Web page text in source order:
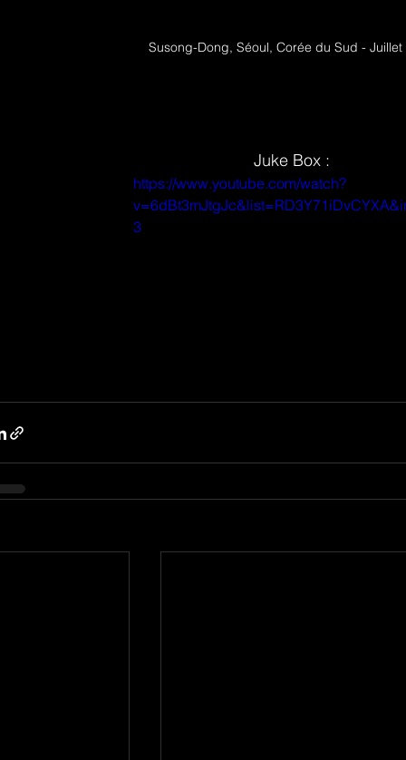
Susong-Dong, Séoul, Corée du Sud - Juillet
Juke Box :
https://www.youtube.com/watch?
3